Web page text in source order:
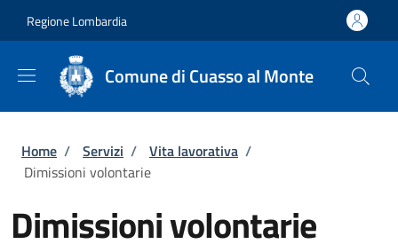
Regione Lombardia
Comune di Cuasso al Monte
Briciole di pane
Home / Servizi / Vita lavorativa /
Dimissioni volontarie
Dimissioni volontarie